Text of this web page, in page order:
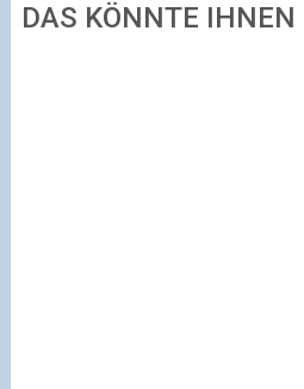
DAS KÖNNTE IHNEN